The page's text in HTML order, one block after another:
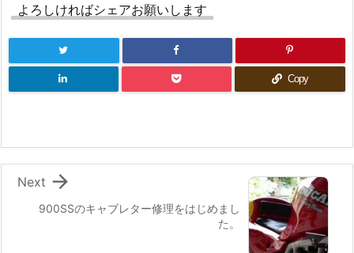
よろしければシェアお願いします
Copy
900SSのキャブレター修理をはじめまし
た。

Next